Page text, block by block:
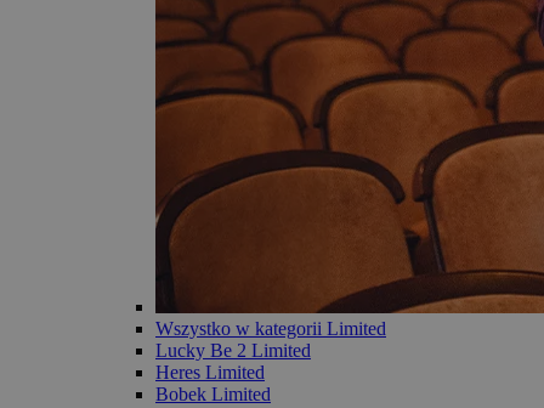
Wszystko w kategorii Limited
Lucky Be 2 Limited
Heres Limited
Bobek Limited